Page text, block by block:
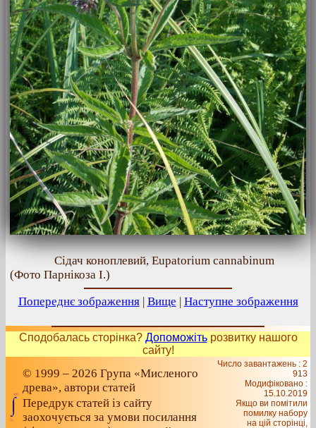
Сідач коноплевий, Eupatorium cannabinum
(Фото Парнікоза І.)
Попереднє зображення| Вище | Наступне зображення
Сподобалась сторінка? Допоможітьрозвитку нашого
сайту!
© 1999 – 2026 Група «Мисленого
древа», автори статей
Передрук статей із сайту
заохочується за умови посилання
Число завантажень : 2
913
Модифіковано :
15.10.2019
Якщо ви помітили
помилку набору
на цiй сторiнцi,